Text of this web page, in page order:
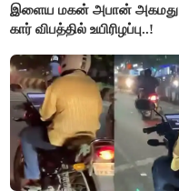
இளைய மகன் அபான் அகமது
கார் விபத்தில் உயிரிழப்பு..!